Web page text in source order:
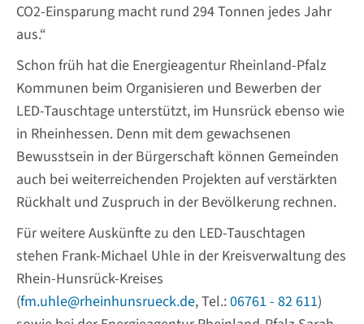
CO2-Einsparung macht rund 294 Tonnen jedes Jahr
aus.“
Schon früh hat die Energieagentur Rheinland-Pfalz
Kommunen beim Organisieren und Bewerben der
LED-Tauschtage unterstützt, im Hunsrück ebenso wie
in Rheinhessen. Denn mit dem gewachsenen
Bewusstsein in der Bürgerschaft können Gemeinden
auch bei weiterreichenden Projekten auf verstärkten
Rückhalt und Zuspruch in der Bevölkerung rechnen.
Für weitere Auskünfte zu den LED-Tauschtagen
stehen Frank-Michael Uhle in der Kreisverwaltung des
Rhein-Hunsrück-Kreises
(fm.uhle@rheinhunsrueck.de, Tel.:06761 - 82 611)